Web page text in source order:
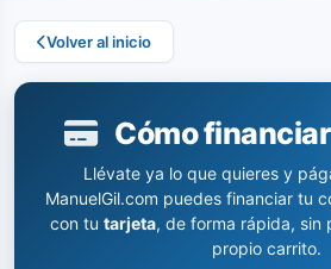
Volver al inicio
Cómo
Llévate ya lo que quieres y
ManuelGil.com puedes financiar tu
con tu tarjeta, de forma rápida, sin
propio carrito.